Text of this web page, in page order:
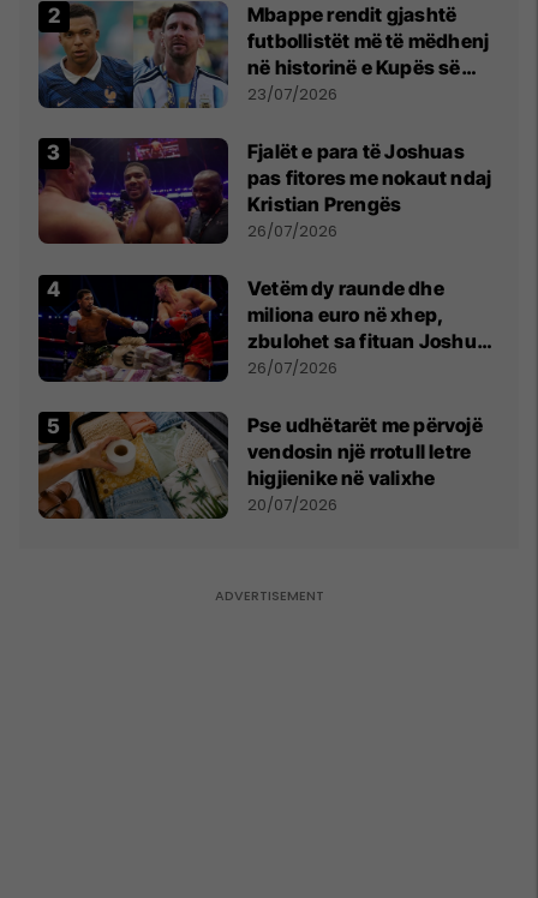
Mbappe rendit gjashtë
futbollistët më të mëdhenj
në historinë e Kupës së
Botës, Messi mbetet i dyti
23/07/2026
Fjalët e para të Joshuas
pas fitores me nokaut ndaj
Kristian Prengës
26/07/2026
Vetëm dy raunde dhe
miliona euro në xhep,
zbulohet sa fituan Joshua
e Prenga
26/07/2026
Pse udhëtarët me përvojë
vendosin një rrotull letre
higjienike në valixhe
20/07/2026